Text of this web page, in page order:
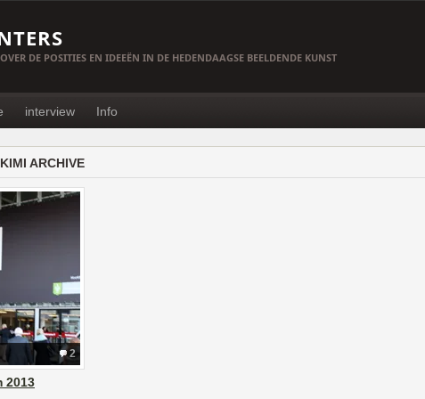
DE POSITIES EN IDEEËN IN DE HEDENDAAGSE BEELDENDE KUNST
interview Info
ARCHIVE
2
2013